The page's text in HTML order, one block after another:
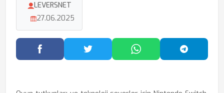
LEVERSNET
27.06.2025
Facebook'ta PaylaşTwitter'da PaylaşWhatsApp'ta Paylaş